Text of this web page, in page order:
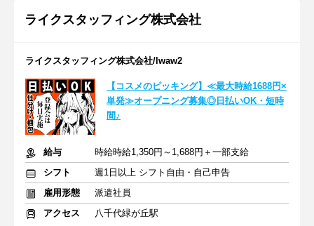
ライクスタッフィング株式会社
ライクスタッフィング株式会社/lwaw2
【コスメのピッキング】≪最大時給1688円×
単発≫オープニング募集◎日払いOK・短時
間♪
給与
時給時給1,350円～1,688円＋一部支給
シフト
週1日以上 シフト自由・自己申告
雇用形態
派遣社員
アクセス
八千代緑が丘駅